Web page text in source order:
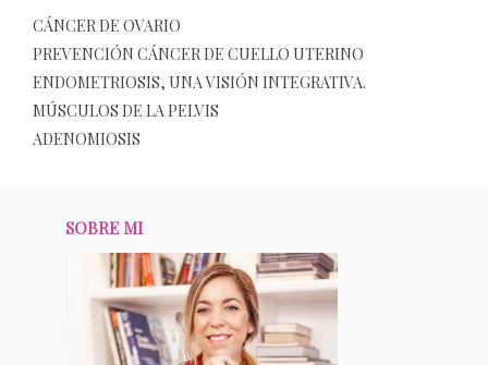
CÁNCER DE OVARIO
PREVENCIÓN CÁNCER DE CUELLO UTERINO
ENDOMETRIOSIS, UNA VISIÓN INTEGRATIVA.
MÚSCULOS DE LA PELVIS
ADENOMIOSIS
SOBRE MI